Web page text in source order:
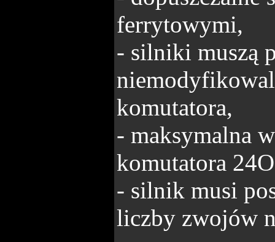
ferrytowymi,
- silniki muszą
komutatora,
- maksymalna
komutatora
- silnik musi
liczby zwojów